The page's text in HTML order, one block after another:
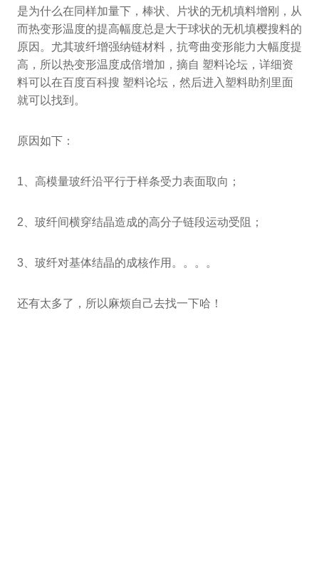
是为什么在同样加量下，棒状、片状的无机填料增刚，从
而热变形温度的提高幅度总是大于球状的无机填樱搜料的
原因。尤其玻纤增强纳链材料，抗弯曲变形能力大幅度提
高，所以热变形温度成倍增加，摘自 塑料论坛，详细资
料可以在百度百科搜 塑料论坛，然后进入塑料助剂里面
就可以找到。
原因如下：
1、高模量玻纤沿平行于样条受力表面取向；
2、玻纤间横穿结晶造成的高分子链段运动受阻；
3、玻纤对基体结晶的成核作用。。。。
还有太多了，所以麻烦自己去找一下哈！